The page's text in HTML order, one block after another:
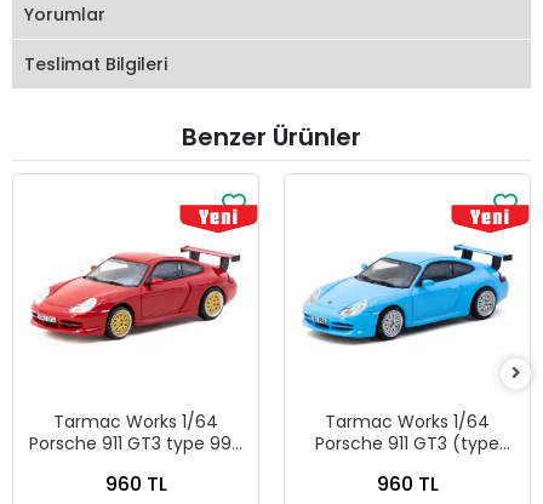
Yorumlar
Teslimat Bilgileri
Benzer Ürünler
Tarmac Works 1/64
Porsche 911 GT3 type 996
960 TL
Tarmac Works 1/64
Porsche 911 GT3 (type
Works X iXO Models
960 TL